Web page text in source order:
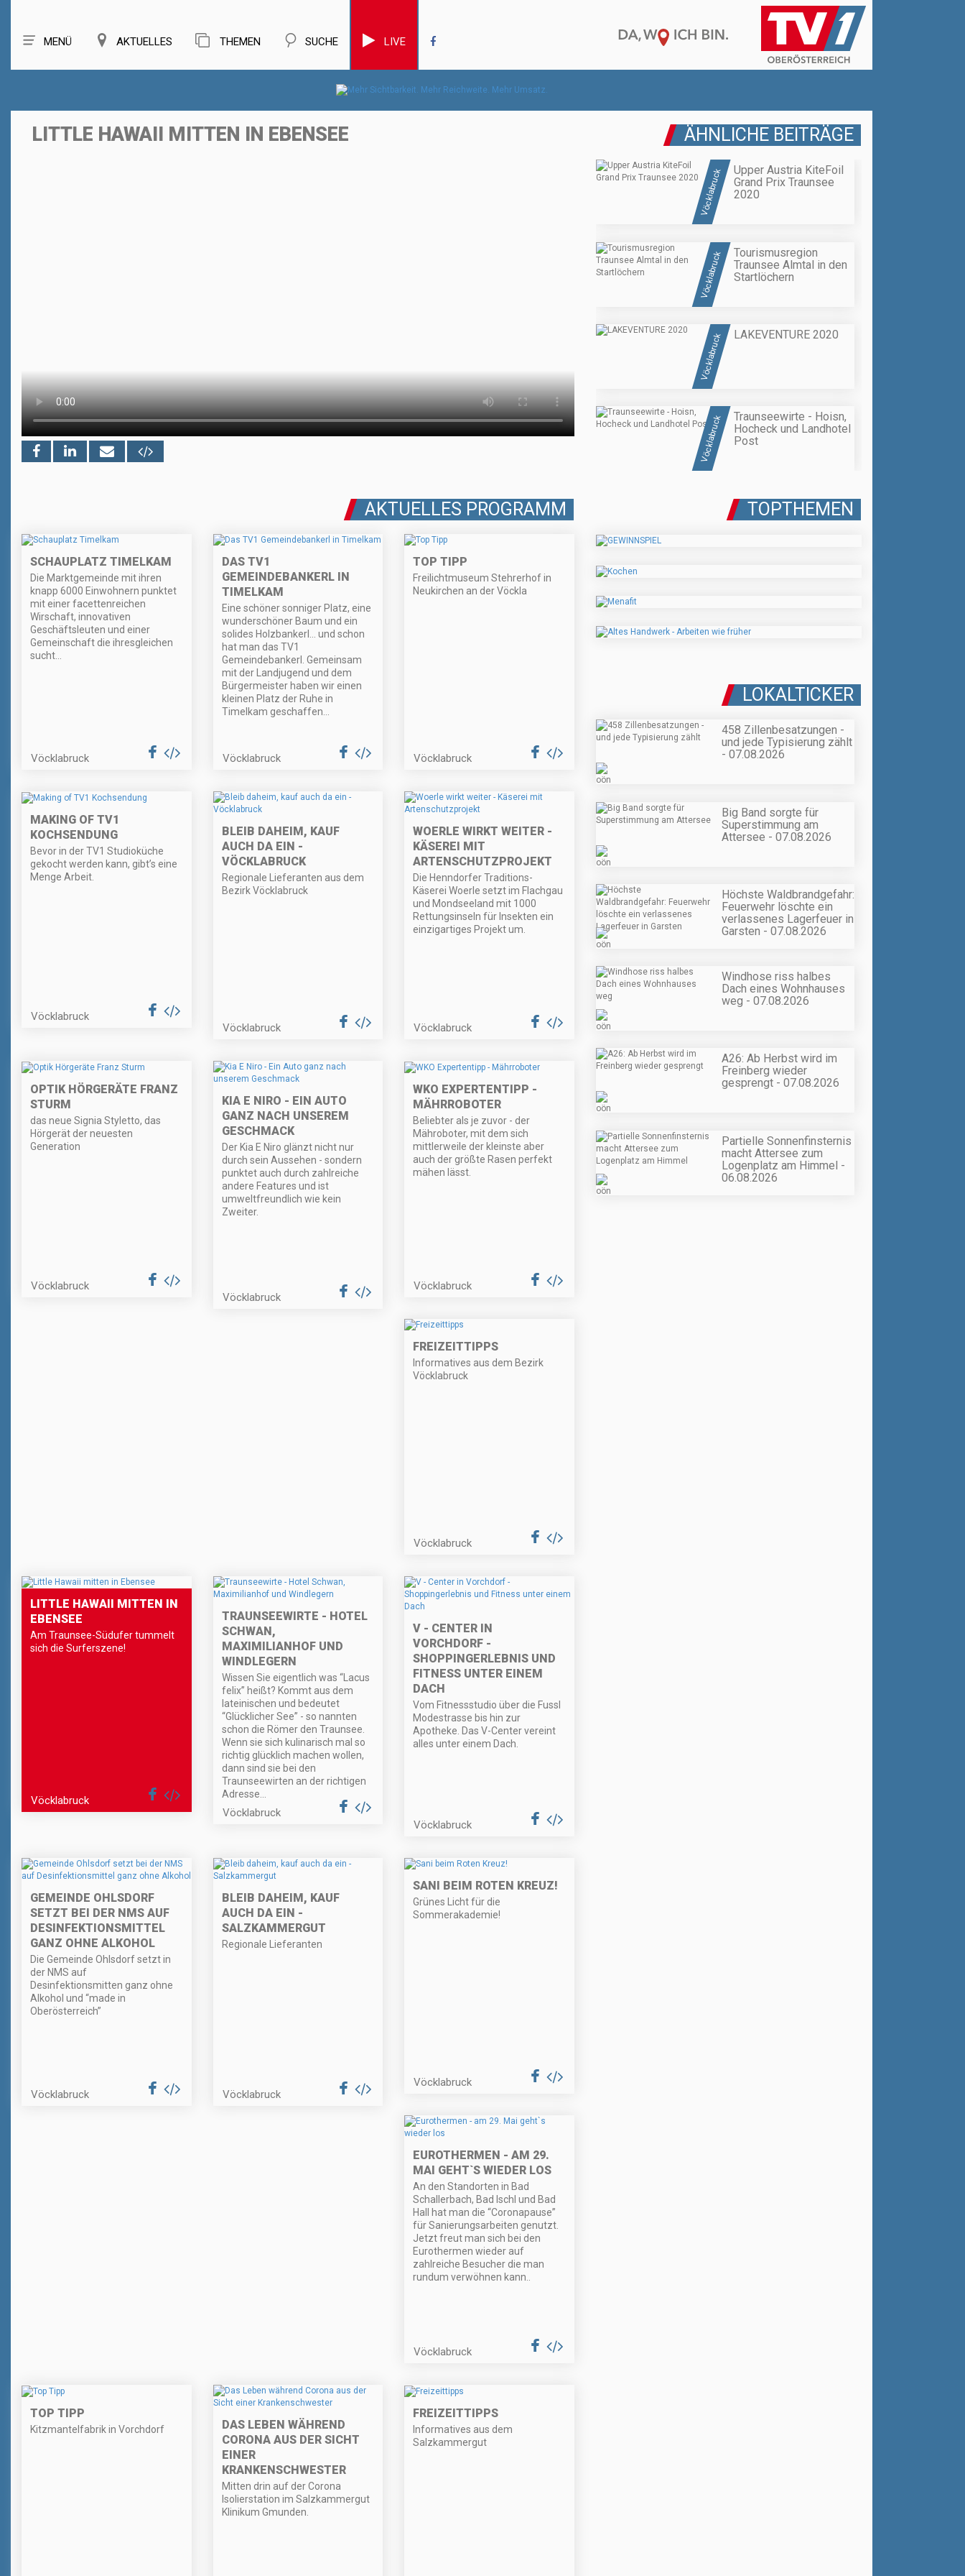
MENÜ AKTUELLES THEMEN SUCHE LIVE
LITTLE HAWAII MITTEN IN EBENSEE ÄHNLICHE BEITRÄGE
Vöcklabruck
Upper Austria KiteFoil
Grand Prix Traunsee
2020
Vöcklabruck
Tourismusregion
Traunsee Almtal in den
Startlöchern
Vöcklabruck LAKEVENTURE 2020
Vöcklabruck
Traunseewirte - Hoisn,
Hocheck und Landhotel
Post
AKTUELLES PROGRAMM
SCHAUPLATZ TIMELKAM
Die Marktgemeinde mit ihren
knapp 6000 Einwohnern punktet
mit einer facettenreichen
Wirschaft, innovativen
Geschäftsleuten und einer
Gemeinschaft die ihresgleichen
sucht...
Vöcklabruck
DAS TV1
GEMEINDEBANKERL IN
TIMELKAM
Eine schöner sonniger Platz, eine
wunderschöner Baum und ein
solides Holzbankerl... und schon
hat man das TV1
Gemeindebankerl. Gemeinsam
mit der Landjugend und dem
Bürgermeister haben wir einen
kleinen Platz der Ruhe in
Timelkam geschaffen...
Vöcklabruck
TOP TIPP
Freilichtmuseum Stehrerhof in
Neukirchen an der Vöckla
Vöcklabruck
MAKING OF TV1
KOCHSENDUNG
Bevor in der TV1 Studioküche
gekocht werden kann, gibt’s eine
Menge Arbeit.
Vöcklabruck
BLEIB DAHEIM, KAUF
AUCH DA EIN -
VÖCKLABRUCK
Regionale Lieferanten aus dem
Bezirk Vöcklabruck
Vöcklabruck
WOERLE WIRKT WEITER -
KÄSEREI MIT
ARTENSCHUTZPROJEKT
Die Henndorfer Traditions-
Käserei Woerle setzt im Flachgau
und Mondseeland mit 1000
Rettungsinseln für Insekten ein
einzigartiges Projekt um.
Vöcklabruck
OPTIK HÖRGERÄTE FRANZ
STURM
das neue Signia Styletto, das
Hörgerät der neuesten
Generation
Vöcklabruck
KIA E NIRO - EIN AUTO
GANZ NACH UNSEREM
GESCHMACK
Der Kia E Niro glänzt nicht nur
durch sein Aussehen - sondern
punktet auch durch zahlreiche
andere Features und ist
umweltfreundlich wie kein
Zweiter.
Vöcklabruck
WKO EXPERTENTIPP -
MÄHRROBOTER
Beliebter als je zuvor - der
Mähroboter, mit dem sich
mittlerweile der kleinste aber
auch der größte Rasen perfekt
mähen lässt.
Vöcklabruck
FREIZEITTIPPS
Informatives aus dem Bezirk
Vöcklabruck
Vöcklabruck
LITTLE HAWAII MITTEN IN
EBENSEE
Am Traunsee-Südufer tummelt
sich die Surferszene!
Vöcklabruck
TRAUNSEEWIRTE - HOTEL
SCHWAN,
MAXIMILIANHOF UND
WINDLEGERN
Wissen Sie eigentlich was “Lacus
felix” heißt? Kommt aus dem
lateinischen und bedeutet
“Glücklicher See” - so nannten
schon die Römer den Traunsee.
Wenn sie sich kulinarisch mal so
richtig glücklich machen wollen,
dann sind sie bei den
Traunseewirten an der richtigen
Adresse...
Vöcklabruck
V - CENTER IN
VORCHDORF -
SHOPPINGERLEBNIS UND
FITNESS UNTER EINEM
DACH
Vom Fitnessstudio über die Fussl
Modestrasse bis hin zur
Apotheke. Das V-Center vereint
alles unter einem Dach.
Vöcklabruck
GEMEINDE OHLSDORF
SETZT BEI DER NMS AUF
DESINFEKTIONSMITTEL
GANZ OHNE ALKOHOL
Die Gemeinde Ohlsdorf setzt in
der NMS auf
Desinfektionsmitten ganz ohne
Alkohol und “made in
Oberösterreich”
Vöcklabruck
BLEIB DAHEIM, KAUF
AUCH DA EIN -
SALZKAMMERGUT
Regionale Lieferanten
Vöcklabruck
SANI BEIM ROTEN KREUZ!
Grünes Licht für die
Sommerakademie!
Vöcklabruck
EUROTHERMEN - AM 29.
MAI GEHT`S WIEDER LOS
An den Standorten in Bad
Schallerbach, Bad Ischl und Bad
Hall hat man die “Coronapause”
für Sanierungsarbeiten genutzt.
Jetzt freut man sich bei den
Eurothermen wieder auf
zahlreiche Besucher die man
rundum verwöhnen kann..
Vöcklabruck
TOP TIPP
Kitzmantelfabrik in Vorchdorf
DAS LEBEN WÄHREND
CORONA AUS DER SICHT
EINER
KRANKENSCHWESTER
Mitten drin auf der Corona
Isolierstation im Salzkammergut
Klinikum Gmunden.
FREIZEITTIPPS
Informatives aus dem
Salzkammergut
TOPTHEMEN
LOKALTICKER
458 Zillenbesatzungen -
und jede Typisierung zählt
- 07.08.2026
Big Band sorgte für
Superstimmung am
Attersee - 07.08.2026
Höchste Waldbrandgefahr:
Feuerwehr löschte ein
verlassenes Lagerfeuer in
Garsten - 07.08.2026
Windhose riss halbes
Dach eines Wohnhauses
weg - 07.08.2026
A26: Ab Herbst wird im
Freinberg wieder
gesprengt - 07.08.2026
Partielle Sonnenfinsternis
macht Attersee zum
Logenplatz am Himmel -
06.08.2026